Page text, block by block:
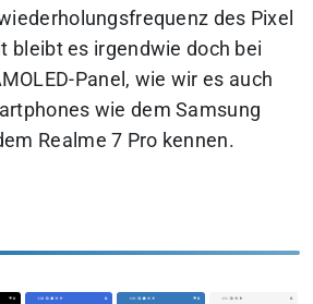
des Pixel
bleibt es irgendwie doch bei
Panel, wie wir es auch
wie dem Samsung
Realme 7 Pro kennen.